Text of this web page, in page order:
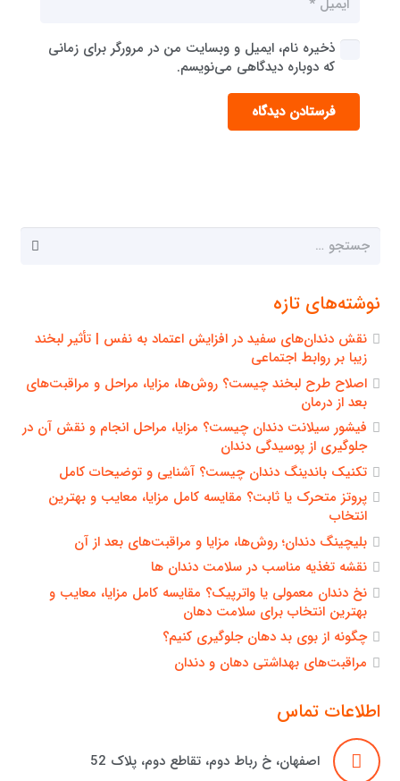
ذخیره نام، ایمیل و وبسایت من در مرورگر برای زمانی
که دوباره دیدگاهی می‌نویسم.
فرستادن دیدگاه
جستجو
نوشته‌های تازه
نقش دندان‌های سفید در افزایش اعتماد به نفس | تأثیر لبخند
زیبا بر روابط اجتماعی
اصلاح طرح لبخند چیست؟ روش‌ها، مزایا، مراحل و مراقبت‌های
بعد از درمان
فیشور سیلانت دندان چیست؟ مزایا، مراحل انجام و نقش آن در
جلوگیری از پوسیدگی دندان
تکنیک باندینگ دندان چیست؟ آشنایی و توضیحات کامل
پروتز متحرک یا ثابت؟ مقایسه کامل مزایا، معایب و بهترین
انتخاب
بلیچینگ دندان؛ روش‌ها، مزایا و مراقبت‌های بعد از آن
نقشه تغذیه مناسب در سلامت دندان ها
نخ دندان معمولی یا واترپیک؟ مقایسه کامل مزایا، معایب و
بهترین انتخاب برای سلامت دهان
چگونه از بوی بد دهان جلوگیری کنیم؟
مراقبت‌های بهداشتی دهان و دندان
اطلاعات تماس
اصفهان، خ رباط دوم، تقاطع دوم، پلاک 52